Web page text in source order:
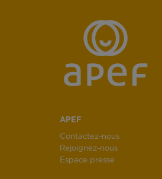
APEF
Contactez-nous
Rejoignez-nous
Espace presse